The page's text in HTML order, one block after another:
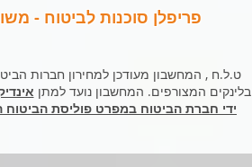
פריפלן סוכנות לביטוח -
בלינקים המצורפים. המחשבון נועד למתן